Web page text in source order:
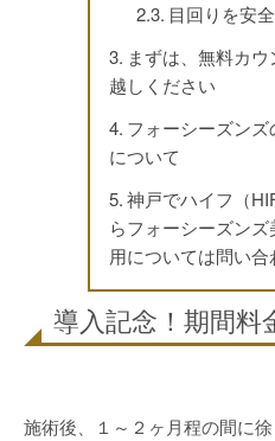
目回りを安
まずは、無料カ
越しください
フォーシーズン
について
神戸でハイフ（
らフォーシーズン
用については問い合
導入記念！期間料
施術後、１～２ヶ月程の間に